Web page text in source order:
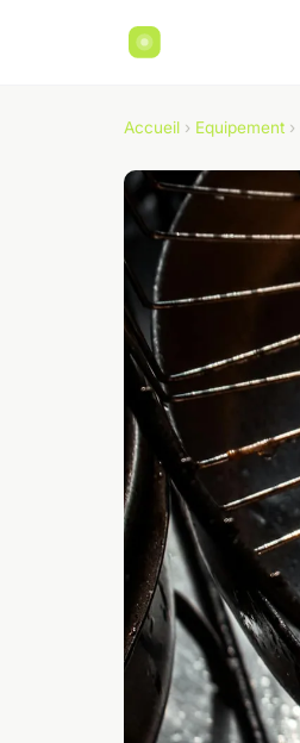
Accueil › Equipement ›